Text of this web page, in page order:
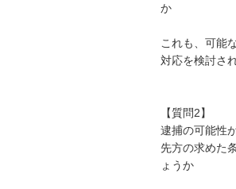
か
これも、可能
対応を検討さ
【質問2】
逮捕の可能性
先方の求めた
ょうか